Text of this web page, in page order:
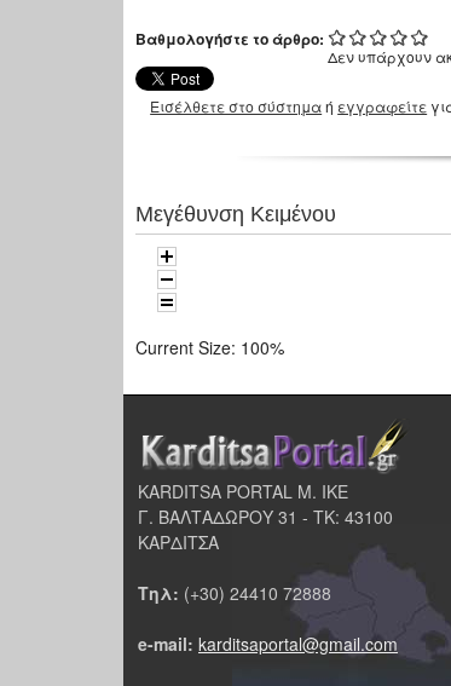
Βαθμολογήστε το άρθρο:
Δεν υπάρχουν
Εισέλθετε στο σύστημαή εγγραφείτε
Μεγέθυνση Κειμένου
Current Size: 100%
KARDITSA PORTAL Μ. ΙΚΕ
Γ. ΒΑΛΤΑΔΩΡΟΥ 31 - ΤΚ: 43100
ΚΑΡΔΙΤΣΑ
Τηλ: (+30) 24410 72888
e-mail: karditsaportal@gmail.com